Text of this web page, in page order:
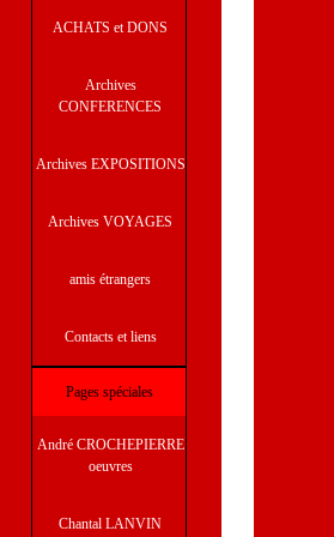
ACHATS et DONS
Archives
CONFERENCES
Archives EXPOSITIONS
Archives VOYAGES
amis étrangers
Contacts et liens
Pages spéciales
André CROCHEPIERRE
oeuvres
Chantal LANVIN